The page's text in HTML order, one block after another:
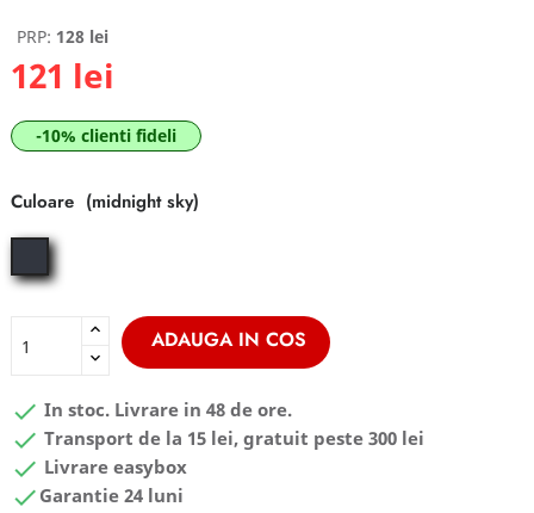
PRP: 128 lei
121 lei
-10% clienti fideli
Culoare
midnight
sky
ADAUGA IN COS
 In stoc. Livrare in 48 de ore.
 Transport de la 15 lei, gratuit peste 300 lei
 Livrare easybox
 Garantie 24 luni